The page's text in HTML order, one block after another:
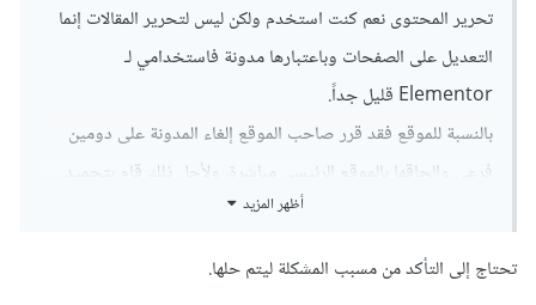
تحرير المحتوى نعم كنت استخدم ولكن ليس لتحرير المقالات إنما
التعديل على الصفحات وباعتبارها مدونة فاستخدامي لـ
Elementor قليل جداً.
بالنسبة للموقع فقد قرر صاحب الموقع إلغاء المدونة على دومين
فرعي وإلحاقها بالموقع الرئيسي مباشرة، ولأجل ذلك قام بتجميد
النطاق الفرعي ولهذا لن يعمل الموقع.
الموقع الرئيسي يدعم تعدد اللغات دون أن استخدم خاصية تعدد
أظهر المزيد
تحتاج إلى التأكد من مسبب المشكلة ليتم حلها.